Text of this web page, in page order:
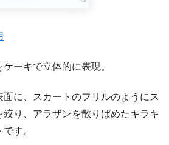
ーキで立体的に表現。
面に、スカートのフリルのようにス
絞り、アラザンを散りばめたキラキ
す。